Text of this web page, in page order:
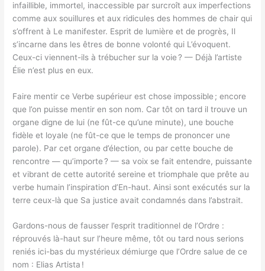
infaillible, immortel, inaccessible par surcroît aux imperfections
comme aux souillures et aux ridicules des hommes de chair qui
s’offrent à Le manifester. Esprit de lumière et de progrès, Il
s’incarne dans les êtres de bonne volonté qui L’évoquent.
Ceux-ci viennent-ils à trébucher sur la voie ? — Déjà l’artiste
Élie n’est plus en eux.
Faire mentir ce Verbe supérieur est chose impossible ; encore
que l’on puisse mentir en son nom. Car tôt on tard il trouve un
organe digne de lui (ne fût-ce qu’une minute), une bouche
fidèle et loyale (ne fût-ce que le temps de prononcer une
parole). Par cet organe d’élection, ou par cette bouche de
rencontre — qu’importe ? — sa voix se fait entendre, puissante
et vibrant de cette autorité sereine et triomphale que prête au
verbe humain l’inspiration d’En-haut. Ainsi sont exécutés sur la
terre ceux-là que Sa justice avait condamnés dans l’abstrait.
Gardons-nous de fausser l’esprit traditionnel de l’Ordre :
réprouvés là-haut sur l’heure même, tôt ou tard nous serions
reniés ici-bas du mystérieux démiurge que l’Ordre salue de ce
nom : Elias Artista !